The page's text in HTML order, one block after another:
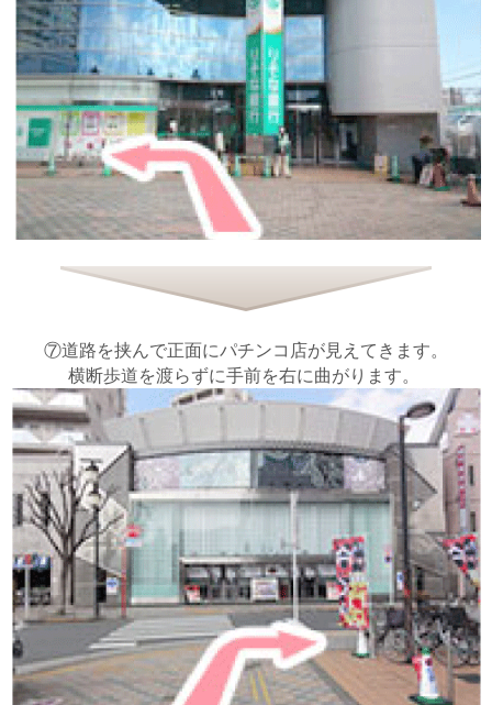
⑦道路を挟んで正面にパチンコ店が見えてきます。
横断歩道を渡らずに手前を右に曲がります。